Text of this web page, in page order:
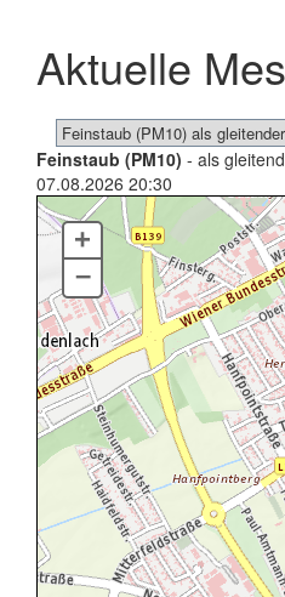
Aktuelle
Feinstaub (PM10) - als
07.08.2026 20:30
+
–